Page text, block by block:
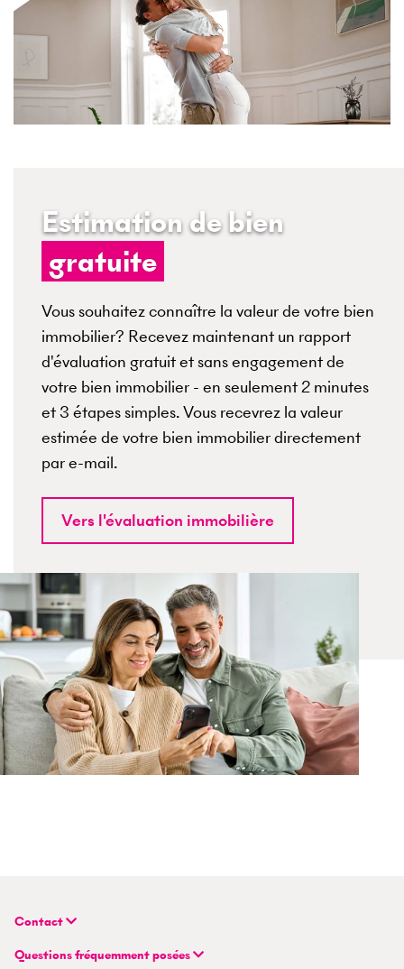
Estimation de bien
gratuite
Vous souhaitez connaître la valeur de votre bien
immobilier? Recevez maintenant un rapport
d'évaluation gratuit et sans engagement de
votre bien immobilier - en seulement 2 minutes
et 3 étapes simples. Vous recevrez la valeur
estimée de votre bien immobilier directement
par e-mail.
Vers l'évaluation immobilière
Contact
BETTERHOMES (Suisse) SA
Questions fréquemment posées